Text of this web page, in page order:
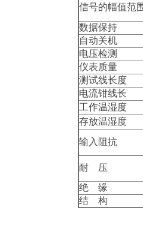
信号的幅值范
数据保持
自动关机
电压检测
仪表质量
测试线长度
电流钳线长
工作温湿度
存放温湿度
输入阻抗
耐 压
绝 缘
结 构